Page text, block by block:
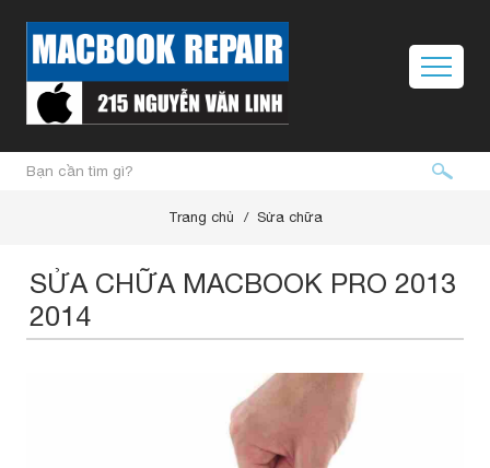
Trang chủ Sửa chữa
SỬA CHỮA MACBOOK PRO 2013
2014